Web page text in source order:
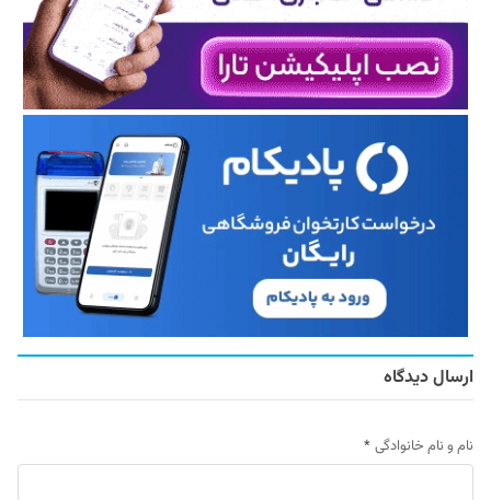
ارسال دیدگاه
نام و نام خانوادگی *